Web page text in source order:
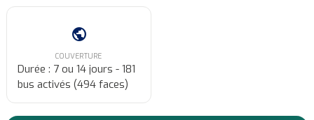
public
COUVERTURE
Durée : 7 ou 14 jours - 181
bus activés (494 faces)